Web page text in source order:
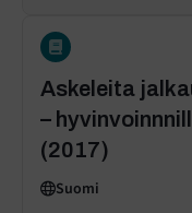
Askeleita
–
(2017)
Suomi